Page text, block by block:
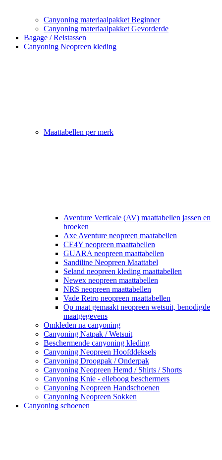
Canyoning materiaalpakket Beginner
Canyoning materiaalpakket Gevorderde
Bagage / Reistassen
Canyoning Neopreen kleding
Maattabellen per merk
Aventure Verticale (AV) maattabellen jassen en
broeken
Axe Aventure neopreen maatabellen
CE4Y neopreen maattabellen
GUARA neopreen maattabellen
Sandiline Neopreen Maattabel
Seland neopreen kleding maattabellen
Newex neopreen maattabellen
NRS neopreen maattabellen
Vade Retro neopreen maattabellen
Op maat gemaakt neopreen wetsuit, benodigde
maatgegevens
Omkleden na canyoning
Canyoning Natpak / Wetsuit
Beschermende canyoning kleding
Canyoning Neopreen Hoofddeksels
Canyoning Droogpak / Onderpak
Canyoning Neopreen Hemd / Shirts / Shorts
Canyoning Knie - elleboog beschermers
Canyoning Neopreen Handschoenen
Canyoning Neopreen Sokken
Canyoning schoenen